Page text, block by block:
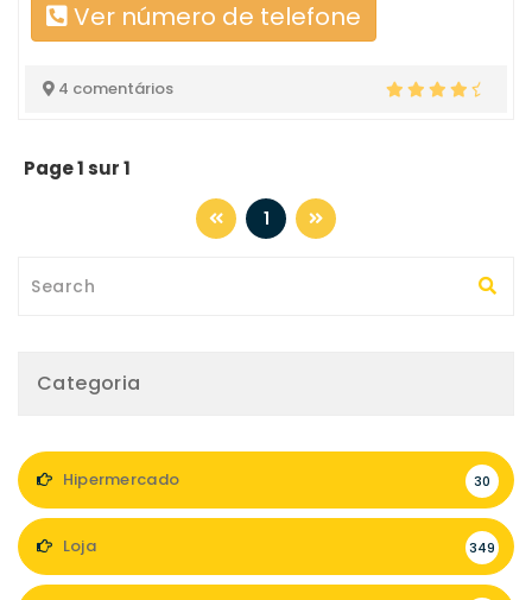
Ver número de telefone
4 comentários
Page 1 sur 1
1
Categoria
Hipermercado 30
Loja 349